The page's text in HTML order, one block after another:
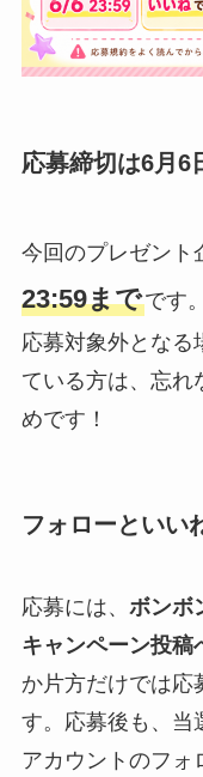
応募締切は6月6
今回のプレゼント
23:59までです
応募対象外となる
ている方は、忘れ
めです！
フォローといい
応募には、 ボンボ
キャンペーン投稿
か片方だけでは応
す。応募後も、当
アカウントのフォ